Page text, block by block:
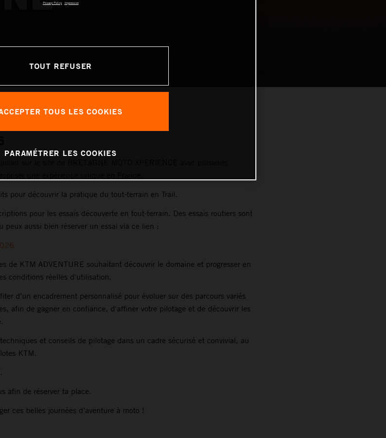
sur le site de BRETAGNE MOTO XPERIENCE avec plusieurs
une expérience unique en France.
pour découvrir la pratique du tout-terrain en Trail.
pour les essais découverte en tout-terrain. Des essais routiers sont
aussi bien réserver un essai via ce lien :
de KTM ADVENTURE souhaitant découvrir le domaine et progresser en
conditions réelles d'utilisation.
d’un encadrement personnalisé pour évoluer sur des parcours variés
afin de gagner en confiance, d'affiner votre pilotage et de découvrir les
et conseils de pilotage dans un cadre sécurisé et convivial, au
KTM.
afin de réserver ta place.
ces belles journées d’aventure à moto !
Privacy Policy Impression
TOUT REFUSER
TOUS LES COOKIES
PARAMÉTRER LES COOKIES